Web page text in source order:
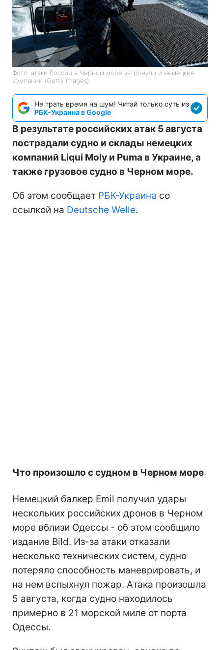
Фото: атаки России в Черном море затронули и немецкие
компании (Getty Images)
Не трать время на шум! Читай только суть из
РБК-Украина в Google
В результате российских атак 5 августа
пострадали судно и склады немецких
компаний Liqui Moly и Puma в Украине, а
также грузовое судно в Черном море.
Об этом сообщает РБК-Украина со
ссылкой на Deutsche Welle.
Что произошло с судном в Черном море
Немецкий балкер Emil получил удары
нескольких российских дронов в Черном
море вблизи Одессы - об этом сообщило
издание Bild. Из-за атаки отказали
несколько технических систем, судно
потеряло способность маневрировать, и
на нем вспыхнул пожар. Атака произошла
5 августа, когда судно находилось
примерно в 21 морской миле от порта
Одессы.